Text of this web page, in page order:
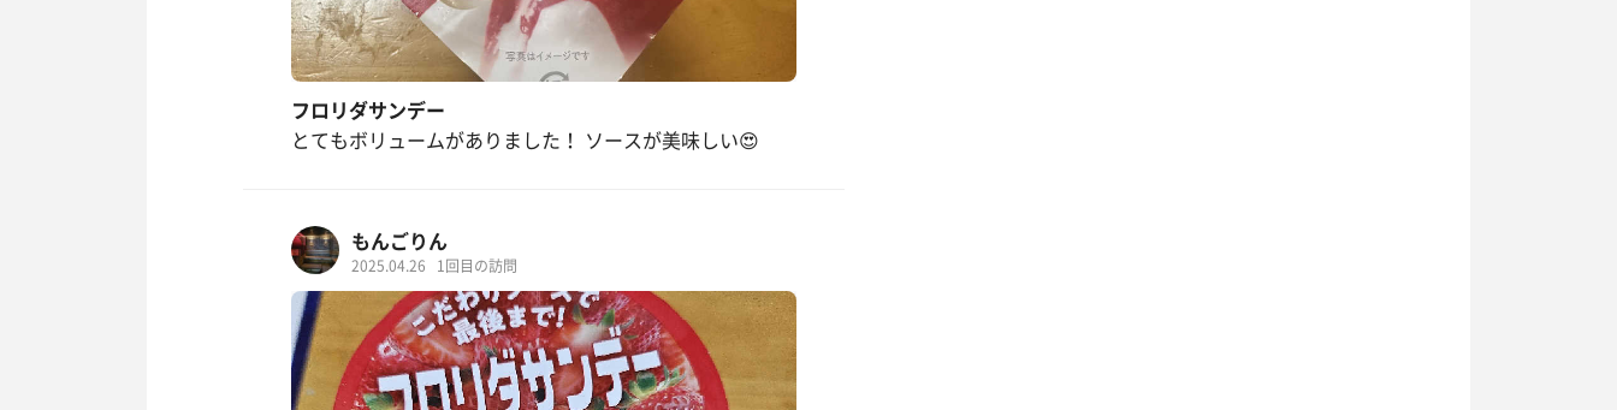
フロリダサンデー
とてもボリュームがありました！ ソースが美味しい😍
もんごりん
2025.04.26 1回目の訪問